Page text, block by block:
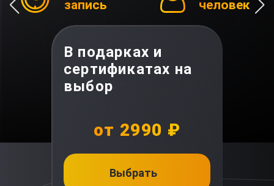
запись
человек
В подарках и
сертификатах на
выбор
от 2990 ₽
Выбрать